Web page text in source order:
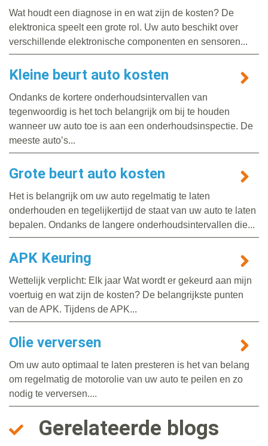
Wat houdt een diagnose in en wat zijn de kosten? De
elektronica speelt een grote rol. Uw auto beschikt over
verschillende elektronische componenten en sensoren...
Kleine beurt auto kosten
Ondanks de kortere onderhoudsintervallen van
tegenwoordig is het toch belangrijk om bij te houden
wanneer uw auto toe is aan een onderhoudsinspectie. De
meeste auto’s...
Grote beurt auto kosten
Het is belangrijk om uw auto regelmatig te laten
onderhouden en tegelijkertijd de staat van uw auto te laten
bepalen. Ondanks de langere onderhoudsintervallen die...
APK Keuring
Wettelijk verplicht: Elk jaar Wat wordt er gekeurd aan mijn
voertuig en wat zijn de kosten? De belangrijkste punten
van de APK. Tijdens de APK...
Olie verversen
Om uw auto optimaal te laten presteren is het van belang
om regelmatig de motorolie van uw auto te peilen en zo
nodig te verversen....
Gerelateerde blogs